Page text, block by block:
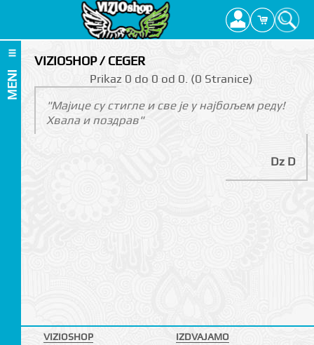
MENI
VIZIOSHOP / CEGER
Prikаz 0 do 0 оd 0. (0 Strаnicе)
"Мајице су стигле и све је у најбољем реду!
Хвала и поздрав"
Dz D
VIZIOSHOP
IZDVAJAMO